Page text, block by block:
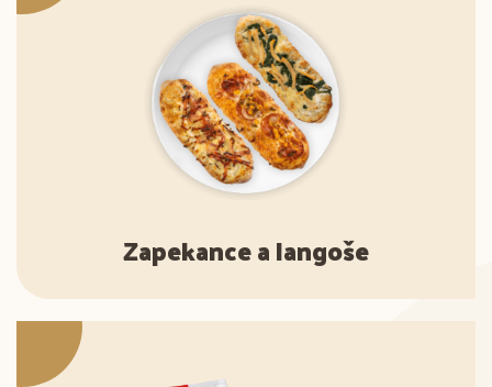
Zapekance a langoše